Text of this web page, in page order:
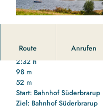
Route Anrufen
2:32 h
98 m
52 m
Start: Bahnhof Süderbrarup
Ziel: Bahnhof Süderbrarup